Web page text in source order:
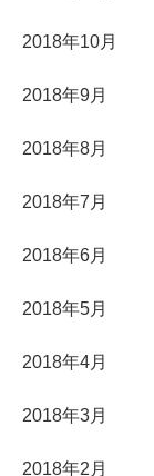
2018年10月
2018年9月
2018年8月
2018年7月
2018年6月
2018年5月
2018年4月
2018年3月
2018年2月